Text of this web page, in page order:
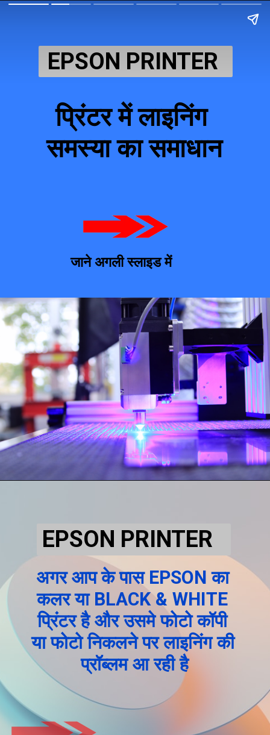
EPSON PRINTER
प्रिंटर में लाइनिंग
समस्या का समाधान
जाने अगली स्लाइड में
अगर आप के पास EPSON का
कलर या BLACK & WHITE
प्रिंटर है और उसमे फोटो कॉपी
या फोटो निकलने पर लाइनिंग की
प्रॉब्लम आ रही है
EPSON PRINTER